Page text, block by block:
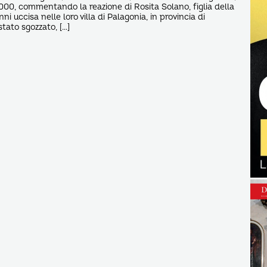
commentando la reazione di Rosita Solano, figlia della
uccisa nelle loro villa di Palagonia, in provincia di
sgozzato, […]